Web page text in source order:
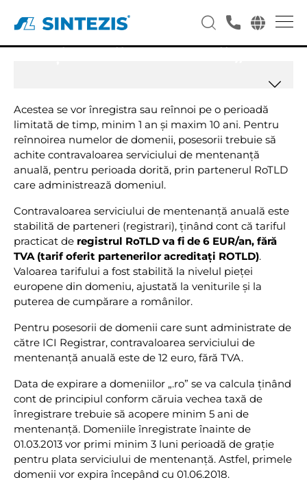
Noile modificari pentru
Acestea se vor înregistra sau reînnoi pe o perioadă
limitată de timp, minim 1 an și maxim 10 ani. Pentru
reînnoirea numelor de domenii, posesorii trebuie să
achite contravaloarea serviciului de mentenanță
anuală, pentru perioada dorită, prin partenerul RoTLD
care administrează domeniul.
Contravaloarea serviciului de mentenanță anuală este
stabilită de parteneri (registrari), ținând cont că tariful
practicat de registrul RoTLD va fi de 6 EUR/an, fără
TVA (tarif oferit partenerilor acreditați ROTLD).
Valoarea tarifului a fost stabilită la nivelul pieței
europene din domeniu, ajustată la veniturile și la
puterea de cumpărare a românilor.
Pentru posesorii de domenii care sunt administrate de
către ICI Registrar, contravaloarea serviciului de
mentenanță anuală este de 12 euro, fără TVA.
Data de expirare a domeniilor „.ro” se va calcula ținând
cont de principiul conform căruia vechea taxă de
înregistrare trebuie să acopere minim 5 ani de
mentenanță. Domeniile înregistrate înainte de
01.03.2013 vor primi minim 3 luni perioadă de grație
pentru plata serviciului de mentenanță. Astfel, primele
domenii vor expira începând cu 01.06.2018.